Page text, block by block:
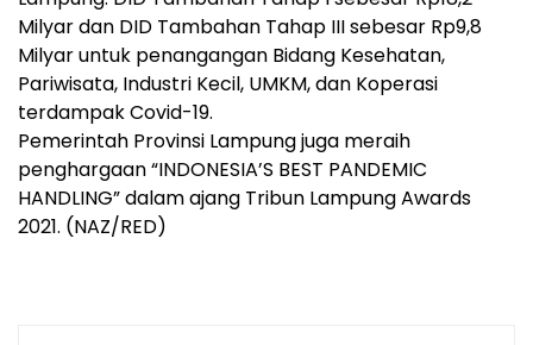
Milyar dan DID Tambahan Tahap III sebesar Rp9,8
Milyar untuk penangangan Bidang Kesehatan,
Pariwisata, Industri Kecil, UMKM, dan Koperasi
terdampak Covid-19.
Pemerintah Provinsi Lampung juga meraih
penghargaan “INDONESIA’S BEST PANDEMIC
HANDLING” dalam ajang Tribun Lampung Awards
2021. (NAZ/RED)